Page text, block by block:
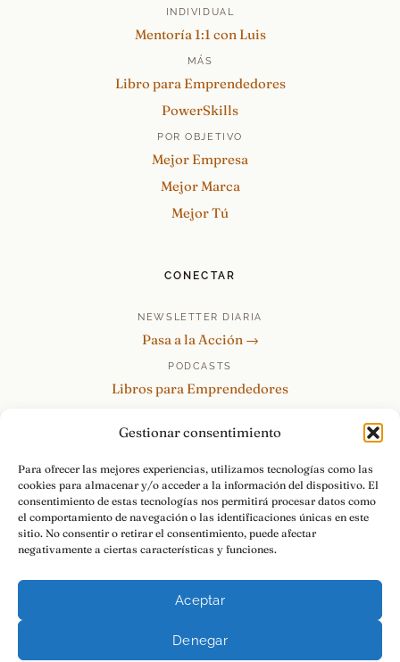
Gestionar consentimiento
Para ofrecer las mejores experiencias, utilizamos tecnologías como las
cookies para almacenar y/o acceder a la información del dispositivo. El
consentimiento de estas tecnologías nos permitirá procesar datos como
el comportamiento de navegación o las identificaciones únicas en este
sitio. No consentir o retirar el consentimiento, puede afectar
negativamente a ciertas características y funciones.
Aceptar
Denegar
INDIVIDUAL
Mentoría 1:1 con Luis
MÁS
Libro para Emprendedores
PowerSkills
POR OBJETIVO
Mejor Empresa
Mejor Marca
Mejor Tú
CONECTAR
NEWSLETTER DIARIA
Pasa a la Acción →
PODCASTS
Libros para Emprendedores
re:Invéntate / PowerSkills
MENTOR360
HABLAMOS
Contacto y consultas →
Aviso LegalPrivacidad